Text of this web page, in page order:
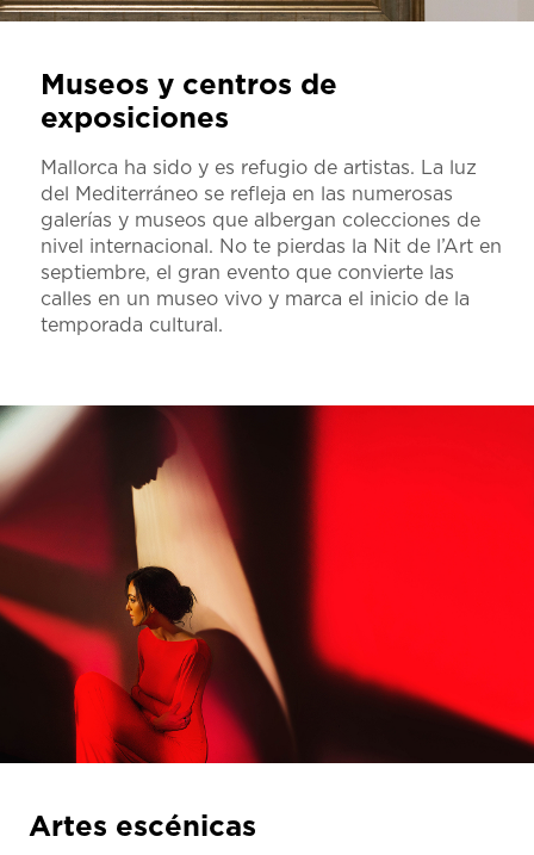
Museos y centros de
exposiciones
Mallorca ha sido y es refugio de artistas. La luz
del Mediterráneo se refleja en las numerosas
galerías y museos que albergan colecciones de
nivel internacional. No te pierdas la Nit de l’Art en
septiembre, el gran evento que convierte las
calles en un museo vivo y marca el inicio de la
temporada cultural.
Artes escénicas